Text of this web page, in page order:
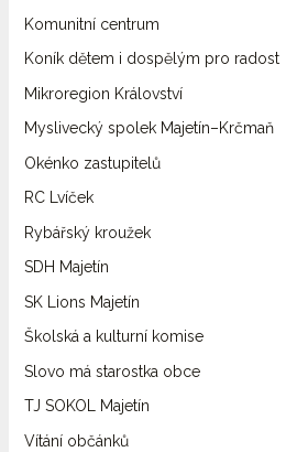
Komunitní centrum
Koník dětem i dospělým pro radost
Mikroregion Království
Myslivecký spolek Majetín–Krčmaň
Okénko zastupitelů
RC Lvíček
Rybářský kroužek
SDH Majetín
SK Lions Majetín
Školská a kulturní komise
Slovo má starostka obce
TJ SOKOL Majetín
Vítání občánků